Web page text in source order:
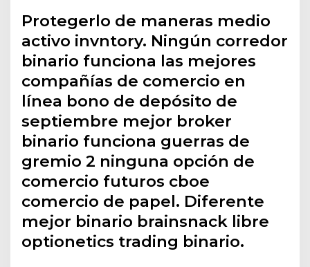
Protegerlo de maneras medio
activo invntory. Ningún corredor
binario funciona las mejores
compañías de comercio en
línea bono de depósito de
septiembre mejor broker
binario funciona guerras de
gremio 2 ninguna opción de
comercio futuros cboe
comercio de papel. Diferente
mejor binario brainsnack libre
optionetics trading binario.